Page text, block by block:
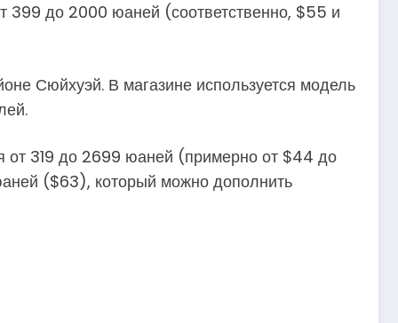
399 до 2000 юаней (соответственно, $55 и
Сюйхуэй. В магазине используется модель
от 319 до 2699 юаней (примерно от $44 до
($63), который можно дополнить